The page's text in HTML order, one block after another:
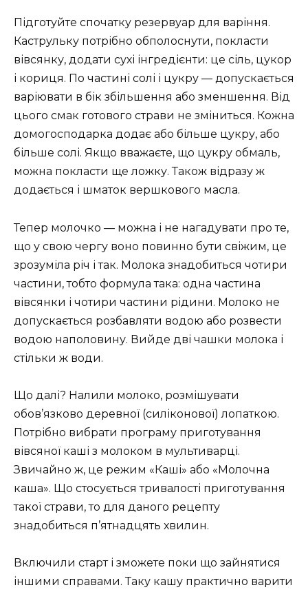
Підготуйте спочатку резервуар для варіння.
Каструльку потрібно обполоснути, покласти
вівсянку, додати сухі інгредієнти: це сіль, цукор
і кориця. По частині солі і цукру — допускається
варіювати в бік збільшення або зменшення. Від
цього смак готового страви не зміниться. Кожна
домогосподарка додає або більше цукру, або
більше солі. Якщо вважаєте, що цукру обмаль,
можна покласти ще ложку. Також відразу ж
додається і шматок вершкового масла.
Тепер молочко — можна і не нагадувати про те,
що у свою чергу воно повинно бути свіжим, це
зрозуміла річ і так. Молока знадобиться чотири
частини, тобто формула така: одна частина
вівсянки і чотири частини рідини. Молоко не
допускається розбавляти водою або розвести
водою наполовину. Вийде дві чашки молока і
стільки ж води.
Що далі? Налили молоко, розмішувати
обов’язково деревної (силіконової) лопаткою.
Потрібно вибрати програму приготування
вівсяної каші з молоком в мультиварці.
Звичайно ж, це режим «Каші» або «Молочна
каша». Що стосується тривалості приготування
такої страви, то для даного рецепту
знадобиться п’ятнадцять хвилин.
Включили старт і зможете поки що зайнятися
іншими справами. Таку кашу практично варити